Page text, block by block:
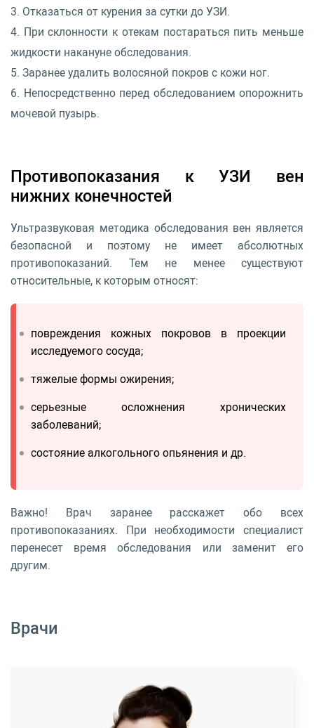
Отказаться от курения за сутки до УЗИ.
При склонности к отекам постараться пить меньше
жидкости накануне обследования.
Заранее удалить волосяной покров с кожи ног.
Непосредственно перед обследованием опорожнить
мочевой пузырь.
Противопоказания к УЗИ вен
нижних конечностей
Ультразвуковая методика обследования вен является
безопасной и поэтому не имеет абсолютных
противопоказаний. Тем не менее существуют
относительные, к которым относят:
повреждения кожных покровов в проекции
исследуемого сосуда;
тяжелые формы ожирения;
серьезные осложнения хронических
заболеваний;
состояние алкогольного опьянения и др.
Важно! Врач заранее расскажет обо всех
противопоказаниях. При необходимости специалист
перенесет время обследования или заменит его
другим.
Врачи